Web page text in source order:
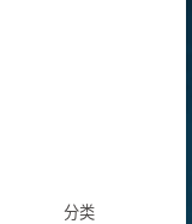
分类